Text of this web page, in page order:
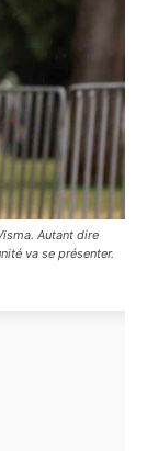
Autant dire
va se présenter.